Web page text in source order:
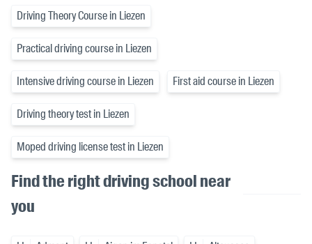
Driving Theory Course in Liezen
Practical driving course in Liezen
Intensive driving course in Liezen First aid course in Liezen
Driving theory test in Liezen
Moped driving license test in Liezen
Find the right driving school near
you